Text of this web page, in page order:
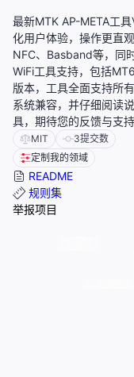
最新MTK AP-META工
化用户体验，操作更直
NFC、Basband等，同
WiFi工具支持，包括
版本，工具全面支持所
系统兼容，并仔细阅读
具，期待您的反馈与支持
MIT 3提交数
定制我的领域
README
规则集
举报项目